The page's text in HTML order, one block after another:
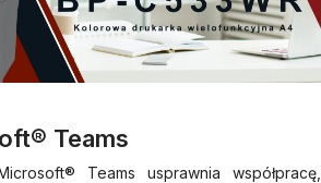
Teams
Teams usprawnia współpracę,